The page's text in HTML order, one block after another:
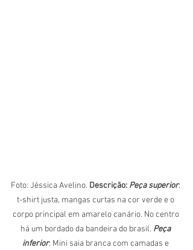
Foto: Jéssica Avelino. Descrição: Peça superior:
t-shirt justa, mangas curtas na cor verde e o
corpo principal em amarelo canário. No centro
há um bordado da bandeira do brasil. Peça
inferior: Mini saia branca com camadas e